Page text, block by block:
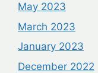
May 2023
March 2023
January 2023
December 2022